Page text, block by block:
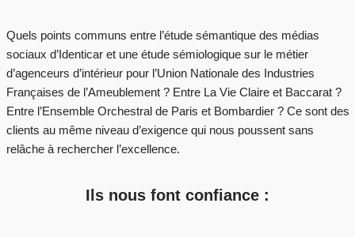
Quels points communs entre l’étude sémantique des médias
sociaux d’Identicar et une étude sémiologique sur le métier
d’agenceurs d’intérieur pour l’Union Nationale des Industries
Françaises de l’Ameublement ? Entre La Vie Claire et Baccarat ?
Entre l’Ensemble Orchestral de Paris et Bombardier ? Ce sont des
clients au même niveau d’exigence qui nous poussent sans
relâche à rechercher l’excellence.
Ils nous font confiance :